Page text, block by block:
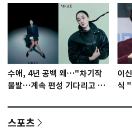
수애, 4년 공백 왜…"차기작
불발…계속 편성 기다리고 있
이
식
스포츠